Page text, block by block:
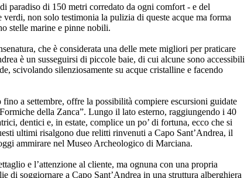
paradiso di 150 metri corredato da ogni comfort - e del
non solo testimonia la pulizia di queste acque ma forma
stelle marine e pinne nobili.
che è considerata una delle mete migliori per praticare
è un susseguirsi di piccole baie, di cui alcune sono accessibili
scivolando silenziosamente su acque cristalline e facendo
a settembre, offre la possibilità compiere escursioni guidate
della Zanca”. Lungo il lato esterno, raggiungendo i 40
dentici e, in estate, complice un po’ di fortuna, ecco che si
ultimi risalgono due relitti rinvenuti a Capo Sant’Andrea, il
ammirare nel Museo Archeologico di Marciana.
e l’attenzione al cliente, ma ognuna con una propria
di soggiornare a Capo Sant’Andrea in una struttura alberghiera